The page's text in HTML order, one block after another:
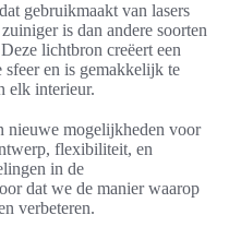
gebruikmaakt van lasers
is dan andere soorten
lichtbron creëert een
sfeer en is gemakkelijk te
elk interieur.
nieuwe mogelijkheden voor
flexibiliteit, en
in de
dat we de manier waarop
verbeteren.